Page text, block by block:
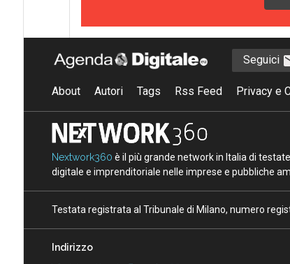
Seguici
About Autori Tags Rss Feed Privacy e
Nextwork360 è il più grande network in Italia di
digitale e imprenditoriale nelle imprese e pubbliche
Testata registrata al Tribunale di Milano, numero
Indirizzo